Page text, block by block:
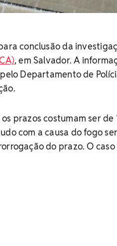
conclusão da
, em Salvador. A
Departamento de
prazos costumam ser
com a causa do fogo
do prazo. O